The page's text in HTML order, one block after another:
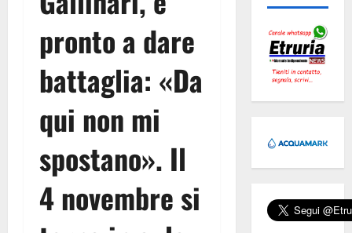
pronto a dare
battaglia: «Da
qui non mi
spostano». Il
4 novembre si